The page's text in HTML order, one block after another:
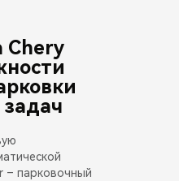
Chery
– парковочный